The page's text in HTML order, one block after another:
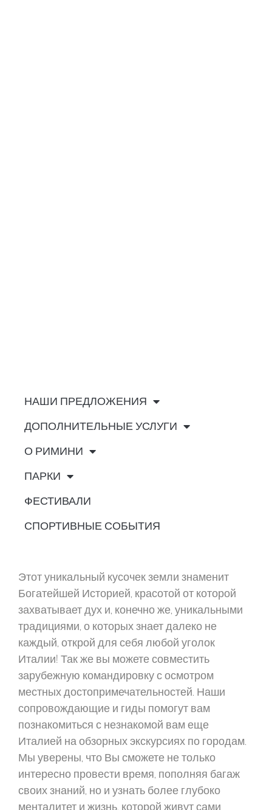
Этот уникальный кусочек земли знаменит
Богатейшей Историей, красотой от которой
захватывает дух и, конечно же, уникальными
традициями, о которых знает далеко не
каждый, открой для себя любой уголок
Италии! Так же вы можете совместить
зарубежную командировку с осмотром
местных достопримечательностей. Наши
сопровождающие и гиды помогут вам
познакомиться с незнакомой вам еще
Италией на обзорных экскурсиях по городам.
Мы уверены, что Вы сможете не только
интересно провести время, пополняя багаж
своих знаний, но и узнать более глубоко
менталитет и жизнь, которой живут сами
НАШИ ПРЕДЛОЖЕНИЯ
ДОПОЛНИТЕЛЬНЫЕ УСЛУГИ
О РИМИНИ
ПАРКИ
ФЕСТИВАЛИ
СПОРТИВНЫЕ СОБЫТИЯ